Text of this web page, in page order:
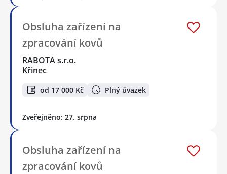
Obsluha zařízení na
zpracování kovů
RABOTA s.r.o.
Křinec
od 17 000 Kč Plný úvazek
Zveřejněno: 27. srpna
Obsluha zařízení na
zpracování kovů